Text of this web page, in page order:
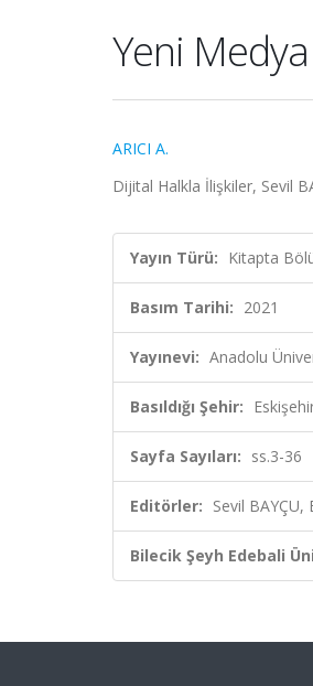
Yeni
ARICI A.
Dijital Halkla İlişkiler, Sevil
Yayın Türü: Kitapta
Basım Tarihi: 2021
Yayınevi: Anadolu
Basıldığı Şehir:
Sayfa Sayıları: ss.3-36
Editörler: Sevil BAYÇU,
Bilecik Şeyh Edebali